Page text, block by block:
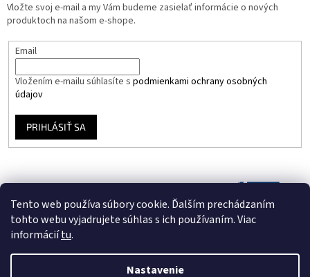
Tento web používa súbory cookie. Ďalším prechádzaním
tohto webu vyjadrujete súhlas s ich používaním. Viac
informáciítu.
Nastavenie
Vložte svoj e-mail a my Vám budeme zasielať informácie o nových
produktoch na našom e-shope.
Email
Vložením e-mailu súhlasíte s podmienkami ochrany osobných
údajov
PRIHLÁSIŤ SA
Vytvoril Shoptet